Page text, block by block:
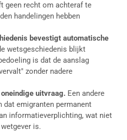
geen recht om achteraf te
handelingen hebben
bevestigt automatische
wetsgeschiedenis blijkt
is dat de aanslag
zonder nadere
uitvraag. Een andere
dat emigranten permanent
informatieverplichting, wat niet
is.